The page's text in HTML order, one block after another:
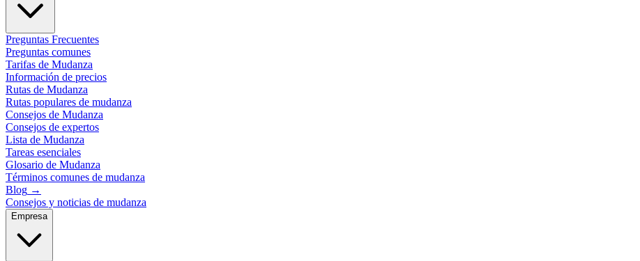
Preguntas Frecuentes
Preguntas comunes
Tarifas de Mudanza
Información de precios
Rutas de Mudanza
Rutas populares de mudanza
Consejos de Mudanza
Consejos de expertos
Lista de Mudanza
Tareas esenciales
Glosario de Mudanza
Términos comunes de mudanza
Blog →
Consejos y noticias de mudanza
Empresa